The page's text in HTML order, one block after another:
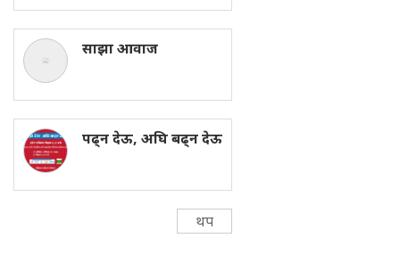
साझा आवाज
पढ्न देऊ, अघि बढ्न देऊ
थप